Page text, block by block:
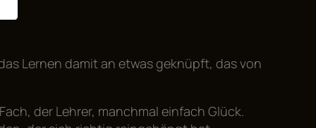
Lernen damit an etwas geknüpft, das von
der Lehrer, manchmal einfach Glück.